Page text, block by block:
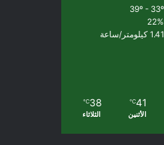
22%
1.41 كيلومتر/ساعة
41
℃
الأثنين
38
℃
الثلاثاء